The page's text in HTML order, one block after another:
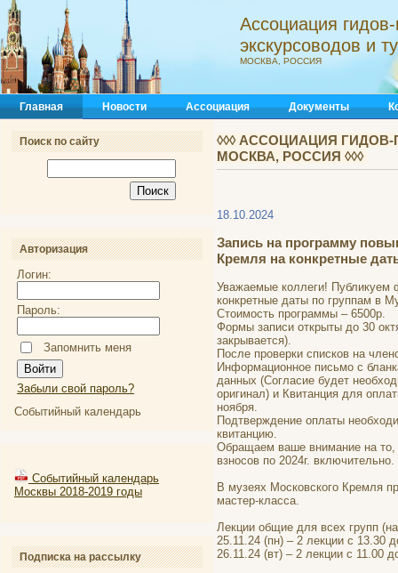
Ассоциация
экскурсоводов и
МОСКВА, РОССИЯ
Главная Новости Ассоциация Документы
Поиск по сайту
Авторизация
Логин:
Пароль:
Запомнить меня
Забыли свой пароль?
Событийный календарь
Событийный календарь
Москвы 2018-2019 годы
Подписка на рассылку
◊◊◊ АССОЦИАЦИЯ
МОСКВА, РОССИЯ ◊◊◊
18.10.2024
Запись на программу
Кремля на конкретные
Уважаемые коллеги! Публикуем
конкретные даты по группам в
Стоимость программы – 6500р.
Формы записи открыты до 30
закрывается).
После проверки списков на
Информационное письмо с
данных (Согласие будет
оригинал) и Квитанция для
ноября.
Подтверждение оплаты
квитанцию.
Обращаем ваше внимание на то,
взносов по 2024г. включительно.
В музеях Московского Кремля
мастер-класса.
Лекции общие для всех групп
25.11.24 (пн) – 2 лекции с 13.30
26.11.24 (вт) – 2 лекции с 11.00